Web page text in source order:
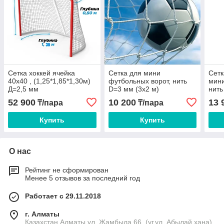
Сетка хоккей ячейка
40х40 , (1,25*1,85*1,30м)
Д=2,5 мм
52 900 ₸/пара
Купить
Сетка для мини
футбольных ворот, нить
D=3 мм (3х2 м)
10 200₸/пара
Купить
13
О нас
Рейтинг не сформирован
Менее 5 отзывов за последний год
Работает с 29.11.2018
г. Алматы
Казахстан Алматы ул. Жамбыла 66, (уг.ул. Абылай хана),